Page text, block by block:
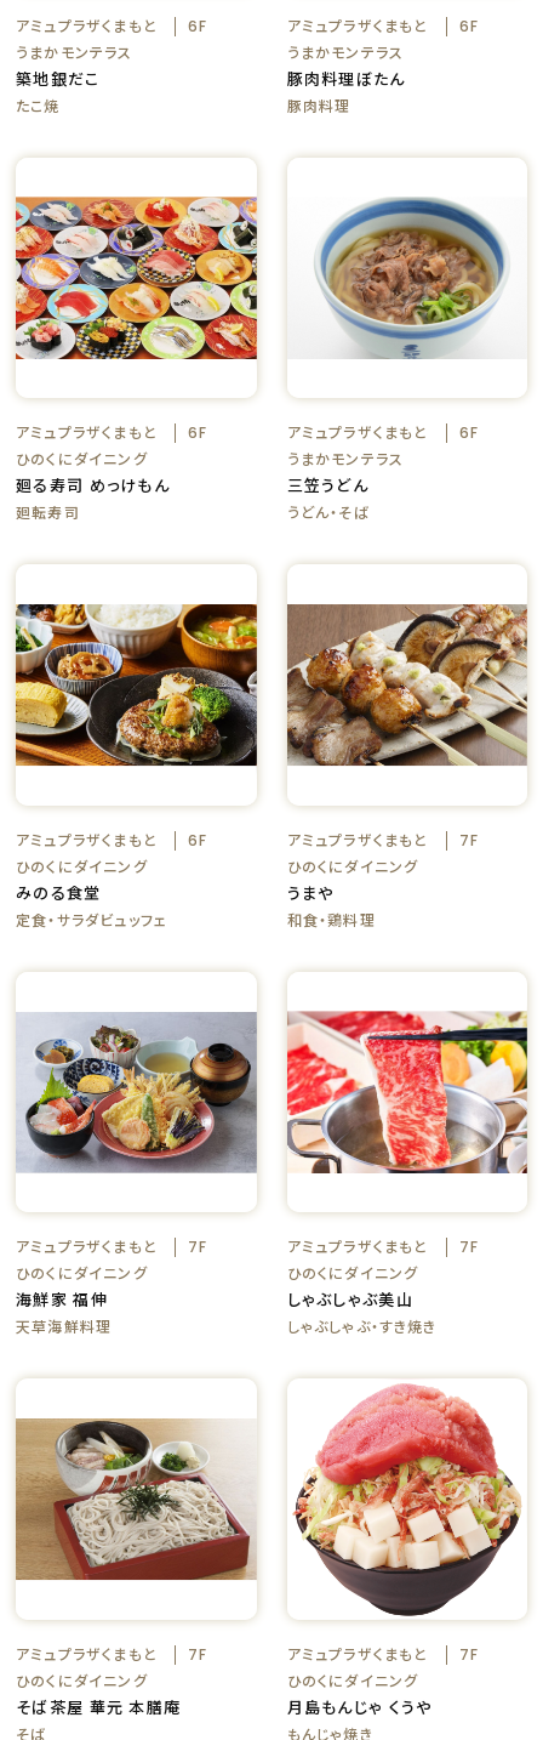
アミュプラザくまもと
6F
うまかモンテラス
築地銀だこ
たこ焼
アミュプラザくまもと
6F
うまかモンテラス
豚肉料理ぼたん
豚肉料理
アミュプラザくまもと
6F
ひのくにダイニング
廻る寿司 めっけもん
廻転寿司
アミュプラザくまもと
6F
うまかモンテラス
三笠うどん
うどん・そば
アミュプラザくまもと
6F
ひのくにダイニング
みのる食堂
定食・サラダビュッフェ
アミュプラザくまもと
7F
ひのくにダイニング
うまや
和食・鶏料理
アミュプラザくまもと
7F
ひのくにダイニング
海鮮家 福伸
天草海鮮料理
アミュプラザくまもと
7F
ひのくにダイニング
しゃぶしゃぶ美山
しゃぶしゃぶ・すき焼き
アミュプラザくまもと
7F
ひのくにダイニング
そば茶屋 華元 本膳庵
そば
アミュプラザくまもと
7F
ひのくにダイニング
月島もんじゃ くうや
もんじゃ焼き